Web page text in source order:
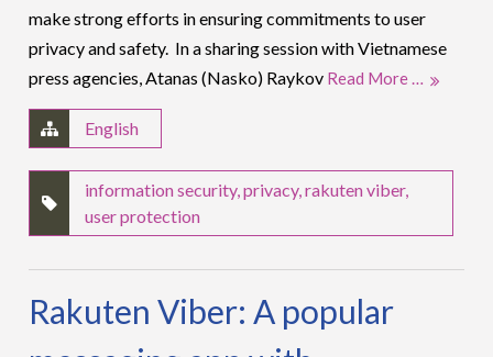
make strong efforts in ensuring commitments to user
privacy and safety. In a sharing session with Vietnamese
press agencies, Atanas (Nasko) Raykov Read More …
English
information security,privacy,rakuten viber,
user protection
Rakuten Viber: A popular